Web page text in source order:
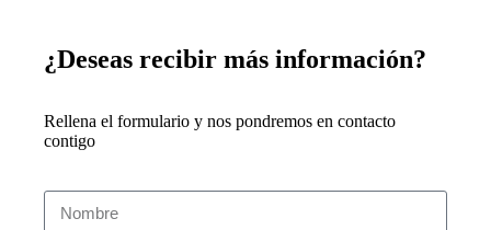
¿Deseas recibir más información?
Rellena el formulario y nos pondremos en contacto
contigo